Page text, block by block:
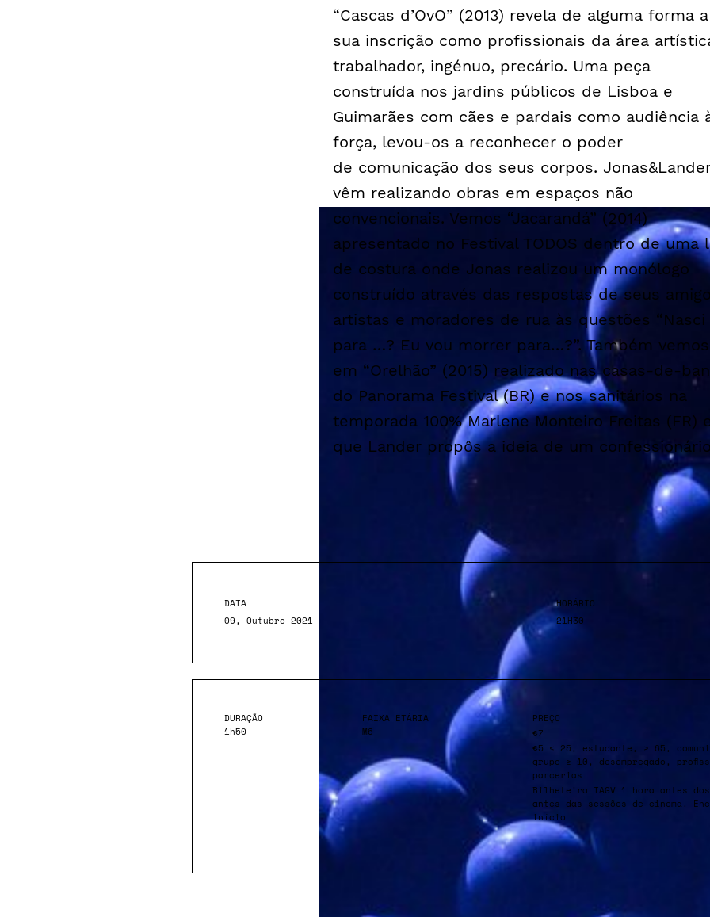
“Cascas d’OvO” (2013) revela de alguma forma a
sua inscrição como profissionais da área
trabalhador, ingénuo, precário. Uma peça
construída nos jardins públicos de Lisboa e
Guimarães com cães e pardais como audiência
força, levou-os a reconhecer o poder
de comunicação dos seus corpos.
vêm realizando obras em espaços não
convencionais. Vemos “Jacarandá” (2014)
apresentado no Festival TODOS dentro de uma
de costura onde Jonas realizou um monólogo
construído através das respostas de seus
artistas e moradores de rua às questões “Nasci
para …? Eu vou morrer para…?”. Também vemos
em “Orelhão” (2015) realizado nas casas-de-
do Panorama Festival (BR) e nos sanitários na
temporada 100% Marlene Monteiro Freitas (FR)
que Lander propôs a ideia de um
DATA
09, Outubro 2021
HORÁRIO
21H30
DURAÇÃO
1h50
FAIXA ETÁRIA
M6
PREÇO
€7
€5 < 25, estudante, > 65,
grupo ≥ 10, desempregado,
parcerias
Bilheteira TAGV 1 hora antes
antes das sessões de cinema.
início